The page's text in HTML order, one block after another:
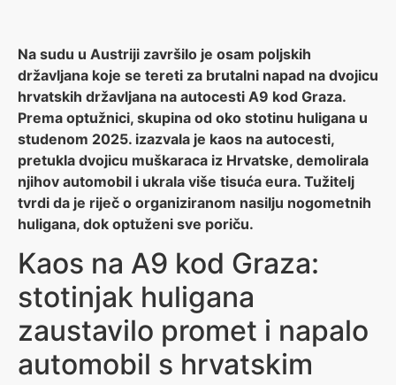
Na sudu u Austriji završilo je osam poljskih
državljana koje se tereti za brutalni napad na dvojicu
hrvatskih državljana na autocesti A9 kod Graza.
Prema optužnici, skupina od oko stotinu huligana u
studenom 2025. izazvala je kaos na autocesti,
pretukla dvojicu muškaraca iz Hrvatske, demolirala
njihov automobil i ukrala više tisuća eura. Tužitelj
tvrdi da je riječ o organiziranom nasilju nogometnih
huligana, dok optuženi sve poriču.
Kaos na A9 kod Graza:
stotinjak huligana
zaustavilo promet i napalo
automobil s hrvatskim